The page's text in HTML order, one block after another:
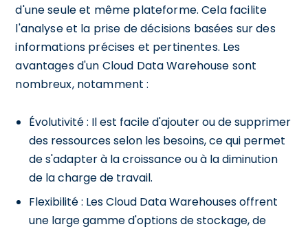
d'une seule et même plateforme. Cela facilite
l'analyse et la prise de décisions basées sur des
informations précises et pertinentes. Les
avantages d'un Cloud Data Warehouse sont
nombreux, notamment :
Évolutivité : Il est facile d'ajouter ou de supprimer
des ressources selon les besoins, ce qui permet
de s'adapter à la croissance ou à la diminution
de la charge de travail.
Flexibilité : Les Cloud Data Warehouses offrent
une large gamme d'options de stockage, de